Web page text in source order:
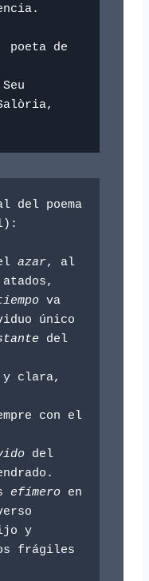
poeta de
del poema
azar, al
atados,
va
único
del
y clara,
de existir, pero siempre con el
del
efímero en
y
frágiles